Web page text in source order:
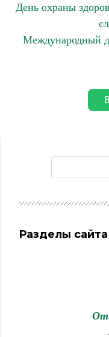
День охраны
Международный
Разделы сайта